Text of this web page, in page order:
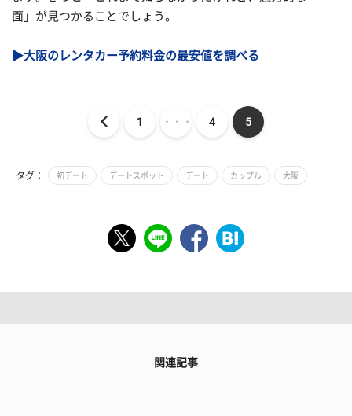
面」が見つかることでしょう。
▶大阪のレンタカー予約料金の最安値を調べる
1 ・・・ 4 5
タグ： 初デート デートスポット デート カップル 大阪
関連記事